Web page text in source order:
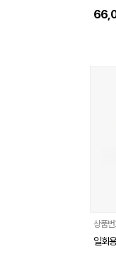
상품
일회